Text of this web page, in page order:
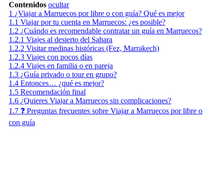
Contenidos ocultar
1 ¿Viajar a Marruecos por libre o con guía? Qué es mejor
1.1 Viajar por tu cuenta en Marruecos: ¿es posible?
1.2 ¿Cuándo es recomendable contratar un guía en Marruecos?
1.2.1 Viajes al desierto del Sahara
1.2.2 Visitar medinas históricas (Fez, Marrakech)
1.2.3 Viajes con pocos días
1.2.4 Viajes en familia o en pareja
1.3 ¿Guía privado o tour en grupo?
1.4 Entonces… ¿qué es mejor?
1.5 Recomendación final
1.6 ¿Quieres Viajar a Marruecos sin complicaciones?
1.7 ❓ Preguntas frecuentes sobre Viajar a Marruecos por libre o
con guía